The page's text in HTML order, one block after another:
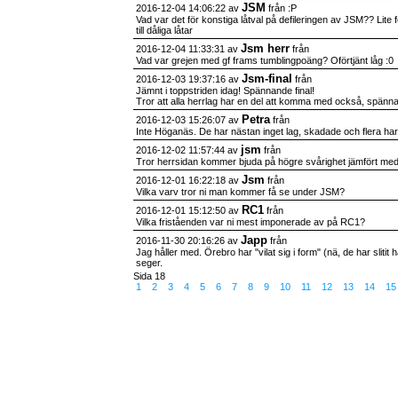
2016-12-04 14:06:22 av JSM från :P
Vad var det för konstiga låtval på defileringen av JSM??
till dåliga låtar
2016-12-04 11:33:31 av Jsm herr från
Vad var grejen med gf frams tumblingpoäng? Oförtjänt låg :0
2016-12-03 19:37:16 av Jsm-final från
Jämnt i toppstriden idag! Spännande final!
Tror att alla herrlag har en del att komma med också,
2016-12-03 15:26:07 av Petra från
Inte Höganäs. De har nästan inget lag, skadade och flera
2016-12-02 11:57:44 av jsm från
Tror herrsidan kommer bjuda på högre svårighet jämfört
2016-12-01 16:22:18 av Jsm från
Vilka varv tror ni man kommer få se under JSM?
2016-12-01 15:12:50 av RC1 från
Vilka friståenden var ni mest imponerade av på RC1?
2016-11-30 20:16:26 av Japp från
Jag håller med. Örebro har "vilat sig i form" (nä, de har slitit
seger.
Sida 18
1
2 3 4 5 6 7 8 9 10 11 12 13 14 15